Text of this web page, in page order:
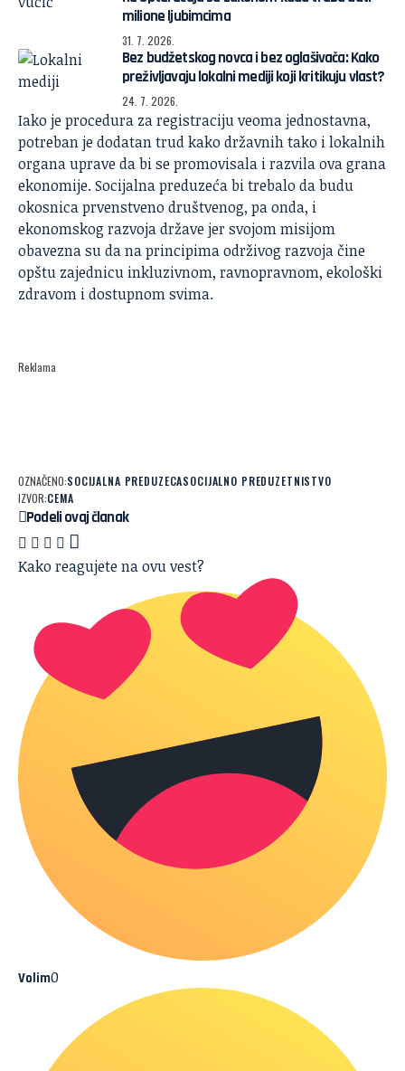
milione ljubimcima
31. 7. 2026.
Bez budžetskog novca i bez oglašivača: Kako
preživljavaju lokalni mediji koji kritikuju vlast?
24. 7. 2026.
Iako je procedura za registraciju veoma jednostavna,
potreban je dodatan trud kako državnih tako i lokalnih
organa uprave da bi se promovisala i razvila ova grana
ekonomije. Socijalna preduzeća bi trebalo da budu
okosnica prvenstveno društvenog, pa onda, i
ekonomskog razvoja države jer svojom misijom
obavezna su da na principima održivog razvoja čine
opštu zajednicu inkluzivnom, ravnopravnom, ekološki
zdravom i dostupnom svima.
Reklama
OZNAČENO:SOCIJALNA PREDUZECASOCIJALNO PREDUZETNISTVO
IZVOR:CEMA
Podeli ovaj članak
Kako reagujete na ovu vest?
Volim0